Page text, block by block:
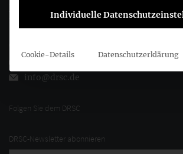
10719 Berlin
info@drsc.de
Folgen Sie dem DRSC
DRSC-Newsletter abonnieren
Individuelle
Cookie-Details Datenschutzerklärung